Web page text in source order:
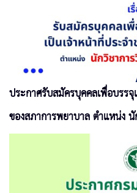
ประกาศรับสมัครบุคคลเพื่อบรร
ของสภาการพยาบาล ตำแหน่ง